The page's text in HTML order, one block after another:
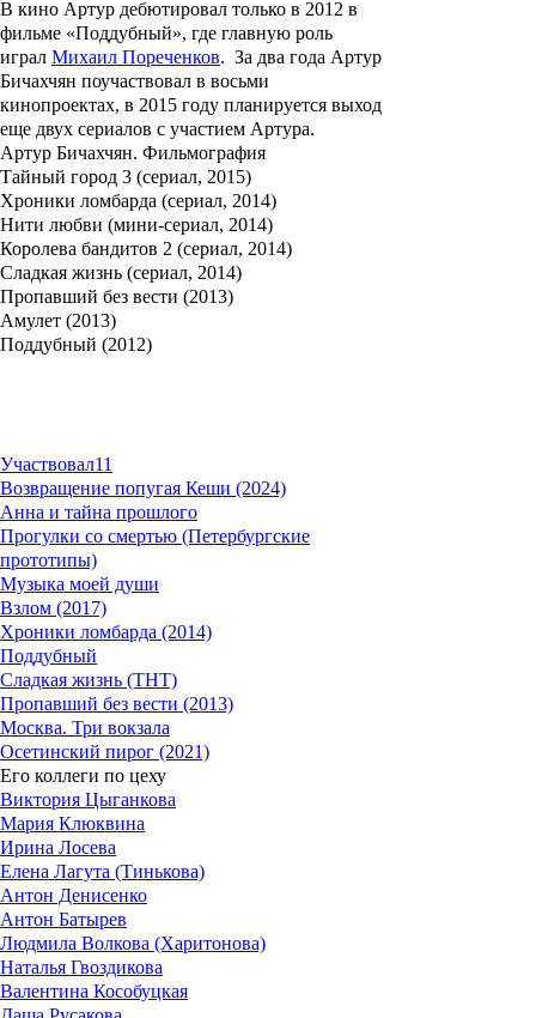
В кино Артур дебютировал только в 2012 в
фильме «Поддубный», где главную роль
играл Михаил Пореченков. За два года Артур
Бичахчян поучаствовал в восьми
кинопроектах, в 2015 году планируется выход
еще двух сериалов с участием Артура.
Артур Бичахчян. Фильмография
Тайный город 3 (сериал, 2015)
Хроники ломбарда (сериал, 2014)
Нити любви (мини-сериал, 2014)
Королева бандитов 2 (сериал, 2014)
Сладкая жизнь (сериал, 2014)
Пропавший без вести (2013)
Амулет (2013)
Поддубный (2012)
Участвовал11
Возвращение попугая Кеши (2024)
Анна и тайна прошлого
Прогулки со смертью (Петербургские
прототипы)
Музыка моей души
Взлом (2017)
Хроники ломбарда (2014)
Поддубный
Сладкая жизнь (ТНТ)
Пропавший без вести (2013)
Москва. Три вокзала
Осетинский пирог (2021)
Его коллеги по цеху
Виктория Цыганкова
Мария Клюквина
Ирина Лосева
Елена Лагута (Тинькова)
Антон Денисенко
Антон Батырев
Людмила Волкова (Харитонова)
Наталья Гвоздикова
Валентина Кособуцкая